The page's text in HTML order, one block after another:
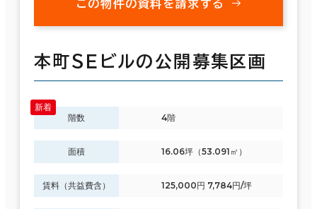
この物件の資料を請求する
本町ＳＥビルの公開募集区画
階数 4階
面積 16.06坪（53.091㎡）
賃料（共益費含） 125,000円 7,784円/坪